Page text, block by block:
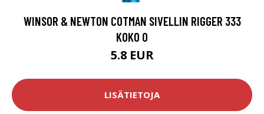
WINSOR & NEWTON COTMAN SIVELLIN RIGGER 333
KOKO 0
5.8 EUR
LISÄTIETOJA